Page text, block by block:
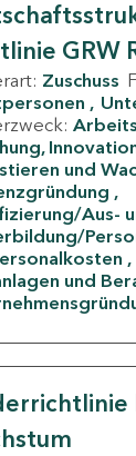
GRW
Zuschuss
und
Aus-
und